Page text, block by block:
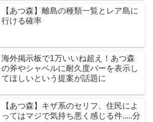
【あつ森】離島の種類一覧とレア島に
行ける確率
海外掲示板で1万いいね超え！あつ森
の斧やシャベルに耐久度バーを表示し
てほしいという提案が話題に
【あつ森】キザ系のセリフ、住民によ
ってはマジで気持ち悪く感じる件.....分